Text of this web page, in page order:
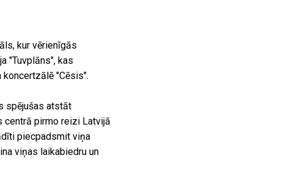
kur vērienīgās
"Tuvplāns", kas
"Cēsis".
spējušas atstāt
centrā pirmo reizi Latvijā
piecpadsmit viņa
viņas laikabiedru un